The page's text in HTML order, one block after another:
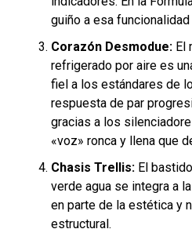
guiño a esa funcionalidad
Corazón Desmodue: El
refrigerado por aire es
fiel a los estándares de
respuesta de par
gracias a los
«voz» ronca y llena que
Chasis Trellis: El
verde agua se integra a
en parte de la estética y
estructural.